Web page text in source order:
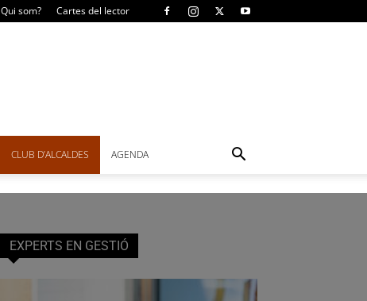
Qui som? Cartes del lector
CLUB D’ALCALDES AGENDA
EXPERTS EN GESTIÓ